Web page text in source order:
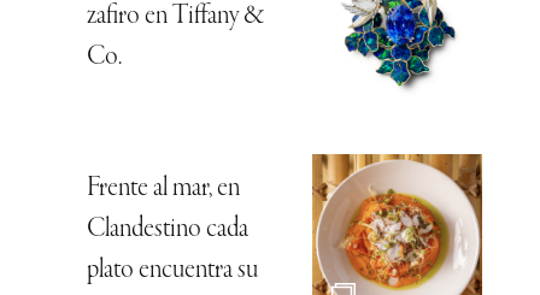
zafiro en Tiffany &
Co.
Frente al mar, en
Clandestino cada
plato encuentra su